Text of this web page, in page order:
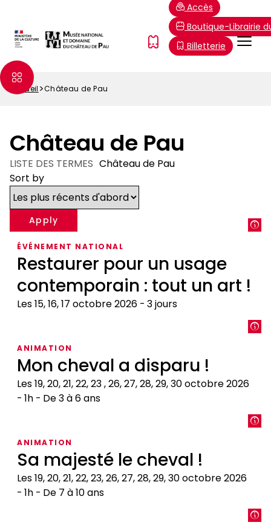
contenu
principal
Menu
FR
Accès
Boutique-Librairie
Billetterie
Fil
Accueil Château de Pau
Château de Pau
LISTE DES TERMES Château de Pau
Sort by
Restaurer pour un usage
contemporain : tout un art !
Les 15, 16, 17 octobre 2026 3 jours
ÉVÉNEMENT NATIONAL
un
usage
contemporain
art
Mon cheval a disparu !
Les 19, 20, 21, 22, 23 , 26, 27, 28, 29, 30 octobre 2026
1h
De 3 à 6 ans
ANIMATION
disparu
Sa majesté le cheval !
Les 19, 20, 21, 22, 23, 26, 27, 28, 29, 30 octobre 2026
1h
De 7 à 10 ans
ANIMATION